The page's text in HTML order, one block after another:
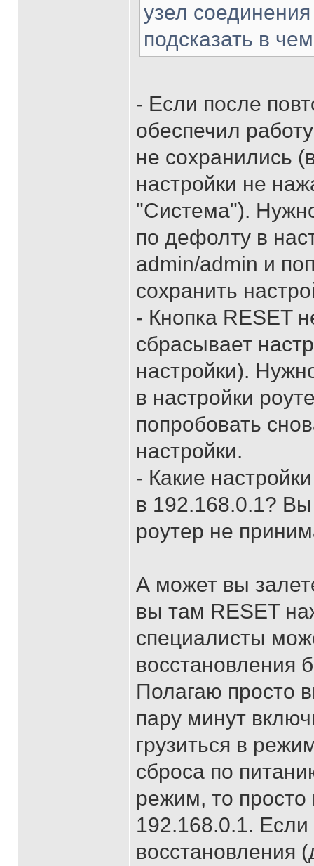
узел
подсказать в
- Если после
обеспечил
не сохранились
настройки не
"Система").
по дефолту в
admin/admin и
сохранить
- Кнопка RESET
сбрасывает
настройки).
в настройки
попробовать
настройки.
- Какие
в 192.168.0.1?
роутер не
А может вы
вы там RESET
специалисты
восстановления
Полагаю просто
пару минут
грузиться в
сброса по
режим, то просто
192.168.0.1.
восстановления